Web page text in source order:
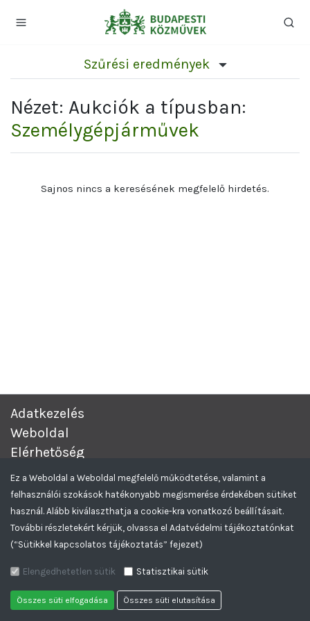
Szűrési eredmények
Nézet: Aukciók a típusban:
Személygépjárművek
Sajnos nincs a keresésének megfelelő hirdetés.
Adatkezelés
Weboldal
Elérhetőség
Minden Jog Fenntartva.
Greencomp Tendereztető rendszer
Feliratkozom az Aukciós hírlevelekre
Ez a Weboldal a Weboldal megfelelő működtetése, valamint a
felhasználói szokások hatékonyabb megismerése érdekében sütiket
használ. Alább kiválaszthatja a cookie-kra vonatkozó beállításait.
További részletekért kérjük, olvassa el Adatvédelmi tájékoztatónkat
(“Sütikkel kapcsolatos tájékoztatás” fejezet)
Elengedhetetlen sütik Statisztikai sütik
Összes süti elfogadása Összes süti elutasítása